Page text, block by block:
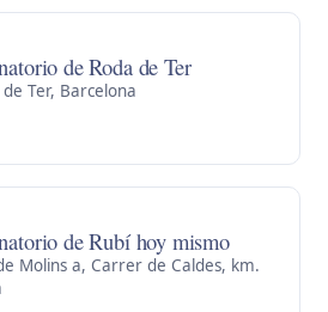
de Roda de Ter
Ter, Barcelona
de Rubí hoy mismo
Molins a, Carrer de Caldes, km.